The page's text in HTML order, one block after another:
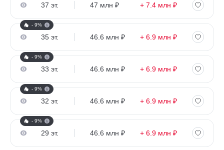
37 эт. 47 млн ₽ + 7.4 млн ₽
- 9%
35 эт. 46.6 млн ₽ + 6.9 млн ₽
- 9%
33 эт. 46.6 млн ₽ + 6.9 млн ₽
- 9%
32 эт. 46.6 млн ₽ + 6.9 млн ₽
- 9%
29 эт. 46.6 млн ₽ + 6.9 млн ₽